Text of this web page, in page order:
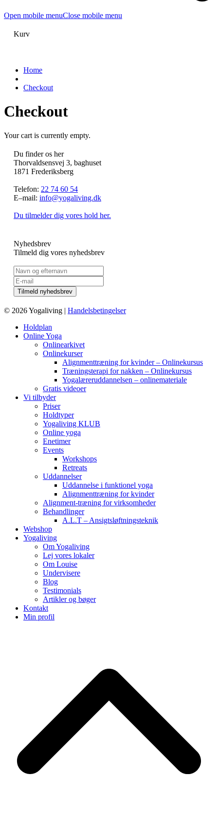
Open mobile menuClose mobile menu
Kurv
Home
Checkout
Checkout
Your cart is currently empty.
Du finder os her
Thorvaldsensvej 3, baghuset
1871 Frederiksberg
Telefon: 22 74 60 54
E–mail: info@yogaliving.dk
Du tilmelder dig vores hold her.
Nyhedsbrev
Tilmeld dig vores nyhedsbrev
© 2026 Yogaliving | Handelsbetingelser
Holdplan
Online Yoga
Onlinearkivet
Onlinekurser
Alignmenttræning for kvinder – Onlinekursus
Træningsterapi for nakken – Onlinekursus
Yogalæreruddannelsen – onlinemateriale
Gratis videoer
Vi tilbyder
Priser
Holdtyper
Yogaliving KLUB
Online yoga
Enetimer
Events
Workshops
Retreats
Uddannelser
Uddannelse i funktionel yoga
Alignmenttræning for kvinder
Alignment-træning for virksomheder
Behandlinger
A.L.T – Ansigtsløftningsteknik
Webshop
Yogaliving
Om Yogaliving
Lej vores lokaler
Om Louise
Undervisere
Blog
Testimonials
Artikler og bøger
Kontakt
Min profil